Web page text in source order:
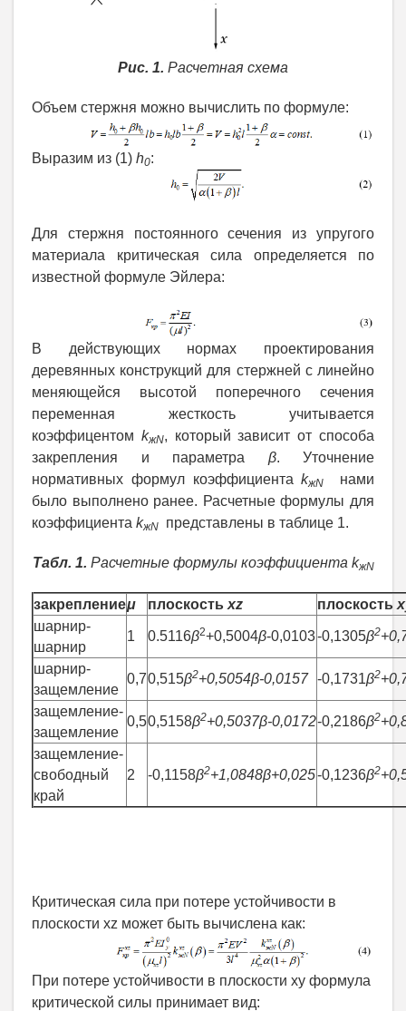
Рис. 1. Расчетная схема
Объем стержня можно вычислить по формуле:
Выразим из (1) h0:
Для стержня постоянного сечения из упругого
материала критическая сила определяется по
известной формуле Эйлера:
В действующих нормах проектирования
деревянных конструкций для стержней с линейно
меняющейся высотой поперечного сечения
переменная жесткость учитывается
коэффицентом kжN, который зависит от способа
закрепления и параметра β. Уточнение
нормативных формул коэффициентаkжN
нами
было выполнено ранее. Расчетные формулы для
коэффициента kжN представлены в таблице 1.
Табл. 1. Расчетные формулы коэффициента kжN
закреплениеμ плоскость xz плоскость
шарнир-
шарнир
1 0.5116β2+0,5004β-0,0103-0,1305β2
шарнир-
защемление
0,70,515β2+0,5054β-0,0157 -0,1731β2
защемление-
защемление
0,50,5158β2+0,5037β-0,0172-0,2186β2
защемление-
свободный
край
2 -0,1158β2+1,0848β+0,025-0,1236β2
Критическая сила при потере устойчивости в
плоскости xz может быть вычислена как:
При потере устойчивости в плоскости xy формула
критической силы принимает вид: